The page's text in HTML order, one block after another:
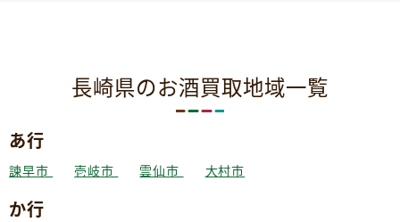
長崎県のお酒買取地域一覧
あ行
諫早市 壱岐市 雲仙市 大村市
か行